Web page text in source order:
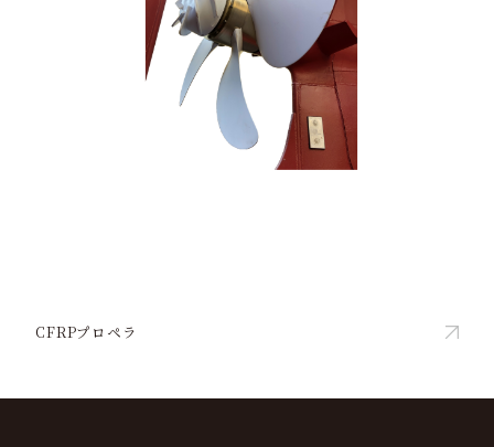
CFRPプロペラ